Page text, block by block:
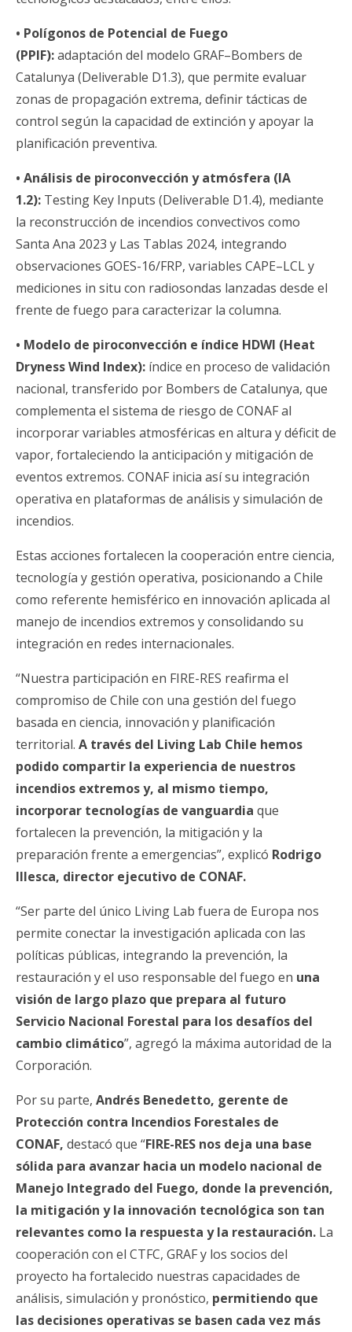
• Polígonos de Potencial de Fuego
(PPIF):adaptación del modelo GRAF–Bombers de
Catalunya (Deliverable D1.3), que permite evaluar
zonas de propagación extrema, definir tácticas de
control según la capacidad de extinción y apoyar la
planificación preventiva.
• Análisis de piroconvección y atmósfera (IA
1.2): Testing Key Inputs (Deliverable D1.4), mediante
la reconstrucción de incendios convectivos como
Santa Ana 2023 y Las Tablas 2024, integrando
observaciones GOES-16/FRP, variables CAPE–LCL y
mediciones in situ con radiosondas lanzadas desde el
frente de fuego para caracterizar la columna.
• Modelo de piroconvección e índice HDWI (Heat
Dryness Wind Index): índice en proceso de validación
nacional, transferido por Bombers de Catalunya, que
complementa el sistema de riesgo de CONAF al
incorporar variables atmosféricas en altura y déficit de
vapor, fortaleciendo la anticipación y mitigación de
eventos extremos. CONAF inicia así su integración
operativa en plataformas de análisis y simulación de
incendios.
Estas acciones fortalecen la cooperación entre ciencia,
tecnología y gestión operativa, posicionando a Chile
como referente hemisférico en innovación aplicada al
manejo de incendios extremos y consolidando su
integración en redes internacionales.
“Nuestra participación en FIRE-RES reafirma el
compromiso de Chile con una gestión del fuego
basada en ciencia, innovación y planificación
territorial. A través del Living Lab Chile hemos
podido compartir la experiencia de nuestros
incendios extremos y, al mismo tiempo,
incorporar tecnologías de vanguardia que
fortalecen la prevención, la mitigación y la
preparación frente a emergencias”, explicó Rodrigo
Illesca, director ejecutivo de CONAF.
“Ser parte del único Living Lab fuera de Europa nos
permite conectar la investigación aplicada con las
políticas públicas, integrando la prevención, la
restauración y el uso responsable del fuego en una
visión de largo plazo que prepara al futuro
Servicio Nacional Forestal para los desafíos del
cambio climático”, agregó la máxima autoridad de la
Corporación.
Por su parte, Andrés Benedetto, gerente de
Protección contra Incendios Forestales de
CONAF, destacó que “FIRE-RES nos deja una base
sólida para avanzar hacia un modelo nacional de
Manejo Integrado del Fuego, donde la prevención,
la mitigación y la innovación tecnológica son tan
relevantes como la respuesta y la restauración. La
cooperación con el CTFC, GRAF y los socios del
proyecto ha fortalecido nuestras capacidades de
análisis, simulación y pronóstico, permitiendo que
las decisiones operativas se basen cada vez más